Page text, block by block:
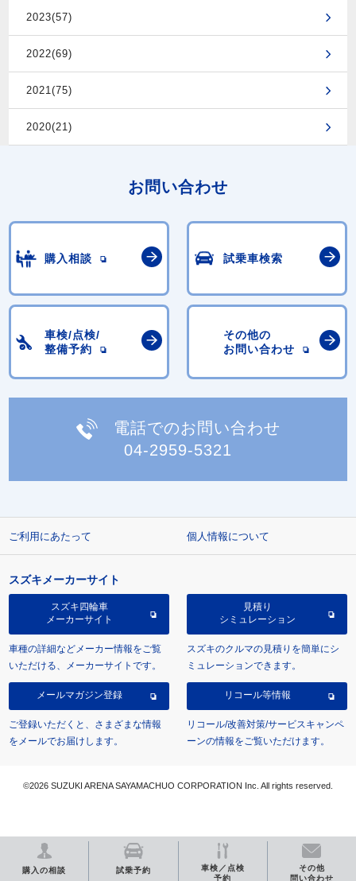
2023(57)
2022(69)
2021(75)
2020(21)
お問い合わせ
購入相談 試乗車検索
車検/点検/
整備予約
その他の
お問い合わせ
電話でのお問い合わせ
04-2959-5321
購入の相談 試乗予約
車検／点検
予約
その他
問い合わせ
ご利用にあたって 個人情報について
スズキメーカーサイト
スズキ四輪車
メーカーサイト
車種の詳細などメーカー情報をご覧
いただける、メーカーサイトです。
見積り
シミュレーション
スズキのクルマの見積りを簡単にシ
ミュレーションできます。
メールマガジン登録
ご登録いただくと、さまざまな情報
をメールでお届けします。
リコール等情報
リコール/改善対策/サービスキャンペ
ーンの情報をご覧いただけます。
©2026 SUZUKI ARENA SAYAMACHUO CORPORATION Inc. All rights reserved.